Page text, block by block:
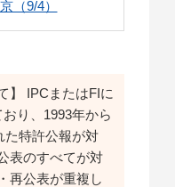
（9/4）
】 IPCまたはFIに
おり、1993年から
た特許公報が対
表のすべてが対
再公表が重複し